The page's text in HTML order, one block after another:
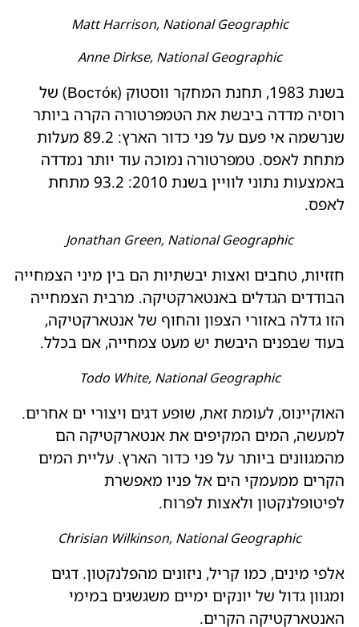
Matt Harrison, National Geographic
Anne Dirkse, National Geographic
בשנת 1983, תחנת המחקר ווסטוק (Восто́к) של
רוסיה מדדה ביבשת את הטמפרטורה הקרה ביותר
שנרשמה אי פעם על פני כדור הארץ: 89.2 מעלות
מתחת לאפס. טמפרטורה נמוכה עוד יותר נמדדה
באמצעות נתוני לוויין בשנת 2010: 93.2 מתחת
לאפס.
Jonathan Green, National Geographic
חזזיות, טחבים ואצות יבשתיות הם בין מיני הצמחייה
הבודדים הגדלים באנטארקטיקה. מרבית הצמחייה
הזו גדלה באזורי הצפון והחוף של אנטארקטיקה,
בעוד שבפנים היבשת יש מעט צמחייה, אם בכלל.
Todo White, National Geographic
האוקיינוס, לעומת זאת, שופע דגים ויצורי ים אחרים.
למעשה, המים המקיפים את אנטארקטיקה הם
מהמגוונים ביותר על פני כדור הארץ. עליית המים
הקרים ממעמקי הים אל פניו מאפשרת
לפיטופלנקטון ולאצות לפרוח.
Chrisian Wilkinson, National Geographic
אלפי מינים, כמו קריל, ניזונים מהפלנקטון. דגים
ומגוון גדול של יונקים ימיים משגשגים במימי
האנטארקטיקה הקרים.